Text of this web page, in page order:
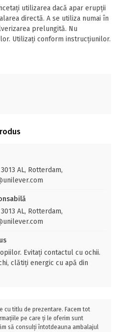
utilizarea dacă apar erupţii
directă. A se utiliza numai în
prelungită. Nu
Utilizaţi conform instrucţiunilor.
AL, Rotterdam,
AL, Rotterdam,
Evitați contactul cu ochii.
clătiţi energic cu apă din
cu titlu de prezentare. Facem tot
pe care ți le oferim sunt
să consulți întotdeauna ambalajul